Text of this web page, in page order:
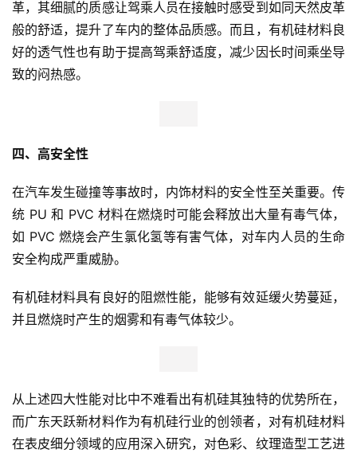
首
页
观
新
科
技
投
融
工
智
能
革，其细腻的质感让驾乘人员在接触时感受到如同天然皮革
般的舒适，提升了车内的整体品质感。而且，有机硅材料良
好的透气性也有助于提高驾乘舒适度，减少因长时间乘坐导
致的闷热感。
四、高安全性
在汽车发生碰撞等事故时，内饰材料的安全性至关重要。传
统 PU 和 PVC 材料在燃烧时可能会释放出大量有毒气体，
如 PVC 燃烧会产生氯化氢等有害气体，对车内人员的生命
安全构成严重威胁。
有机硅材料具有良好的阻燃性能，能够有效延缓火势蔓延，
并且燃烧时产生的烟雾和有毒气体较少。
从上述四大性能对比中不难看出有机硅其独特的优势所在，
而广东天跃新材料作为有机硅行业的创领者，对有机硅材料
在表皮细分领域的应用深入研究，对色彩、纹理造型工艺进